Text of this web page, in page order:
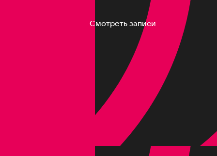
Смотреть записи